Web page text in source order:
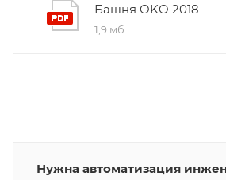
Башня OKO 2018
1,9 мб
Нужна автоматизация